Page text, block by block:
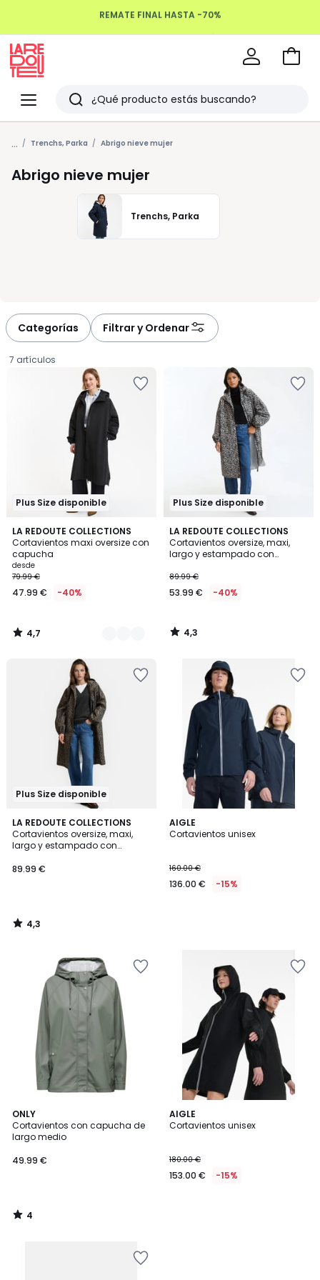
Menu
Redoute
Buscar
Últimos
artículos
vistos
Ir
... Trenchs, Parka Abrigo nieve mujer
Abrigo nieve mujer
Trenchs, Parka
Categorías Filtrar y Ordenar
7 artículos
Plus Size disponible
LA REDOUTE COLLECTIONS
Cortavientos maxi oversize con
capucha
Precio
a
partir
47.99
€
descuento
desde
79.99 €
47.99 € -40%
4,7
/ 5
2
Colores
4,7
/
Plus Size disponible
LA REDOUTE COLLECTIONS
Cortavientos oversize, maxi,
largo y estampado con
89.99 €
53.99 € -40%
4,3
/ 5
4,3
/
Plus Size disponible
LA REDOUTE COLLECTIONS
Cortavientos oversize, maxi,
largo y estampado con
89.99 €
4,3
/ 5
4,3
/
AIGLE
Cortavientos unisex
160.00 €
136.00 € -15%
ONLY
Cortavientos con capucha de
largo medio
49.99 €
4
/
5
4
/
AIGLE
Cortavientos unisex
180.00 €
153.00 € -15%